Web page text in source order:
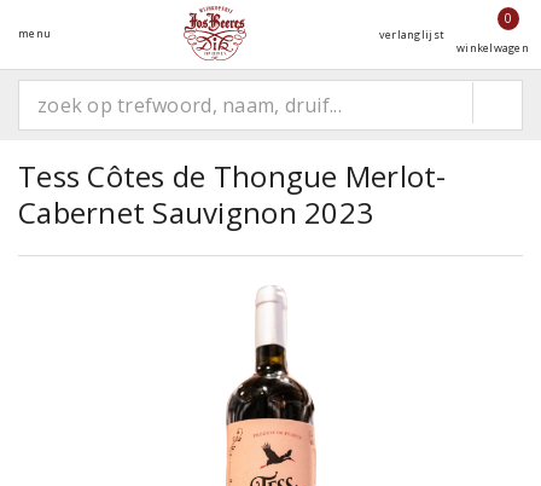
menu verlanglijst
0
winkelwagen
Tess Côtes de Thongue Merlot-
Cabernet Sauvignon 2023